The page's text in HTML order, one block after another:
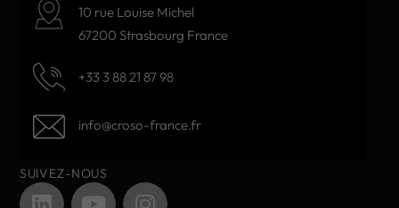
10 rue Louise Michel
67200 Strasbourg France
+33 3 88 21 87 98
info@croso-france.fr
SUIVEZ-NOUS